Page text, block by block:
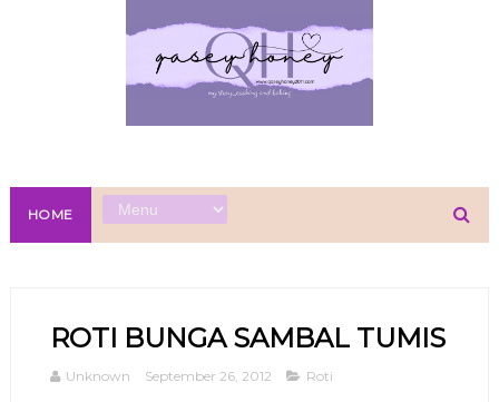
HOME
ROTI BUNGA SAMBAL TUMIS
Unknown September 26, 2012 Roti